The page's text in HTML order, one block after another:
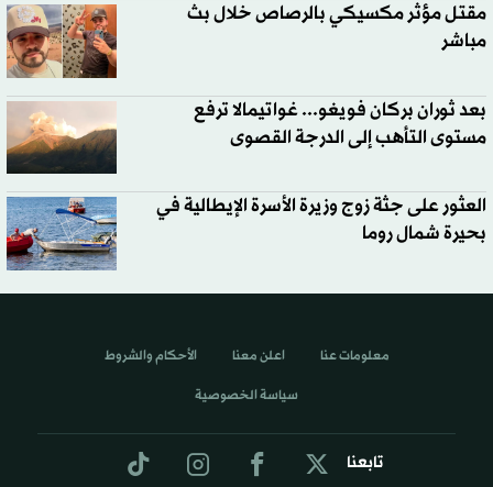
مقتل مؤثر مكسيكي بالرصاص خلال بث
مباشر
بعد ثوران بركان فويغو... غواتيمالا ترفع
مستوى التأهب إلى الدرجة القصوى
العثور على جثة زوج وزيرة الأسرة الإيطالية في
بحيرة شمال روما
تابعنا
معلومات عنا اعلن معنا الأحكام والشروط
سياسة الخصوصية